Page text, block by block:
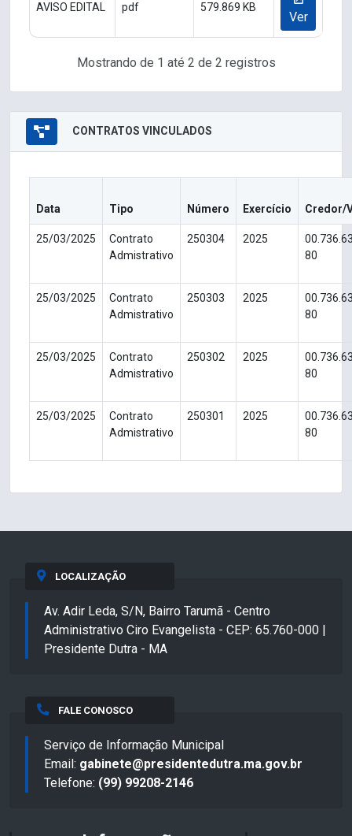
AVISO EDITAL pdf 579.869 KB
Ver
Mostrando de 1 até 2 de 2 registros
CONTRATOS VINCULADOS
Data Tipo Número Exercício Credor/
25/03/2025
Contrato
Admistrativo
250304 2025
80
25/03/2025
Contrato
Admistrativo
250303 2025
80
25/03/2025
Contrato
Admistrativo
250302 2025
80
25/03/2025
Contrato
Admistrativo
250301 2025
80
LOCALIZAÇÃO
Av. Adir Leda, S/N, Bairro Tarumã - Centro
Administrativo Ciro Evangelista - CEP: 65.760-000 |
Presidente Dutra - MA
FALE CONOSCO
Serviço de Informação Municipal
Email: gabinete@presidentedutra.ma.gov.br
Telefone: (99) 99208-2146